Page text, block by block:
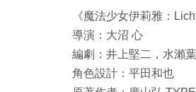
《魔法少女伊莉雅：
導演：大沼 心
編劇：井上堅二，水瀨
角色設計：平田和也